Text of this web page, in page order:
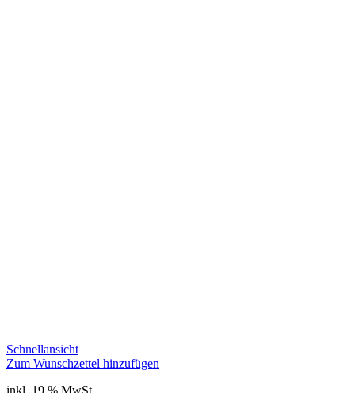
Schnellansicht
Zum Wunschzettel hinzufügen